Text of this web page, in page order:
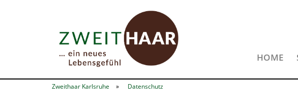
HOME
Zweithaar Karlsruhe Datenschutz